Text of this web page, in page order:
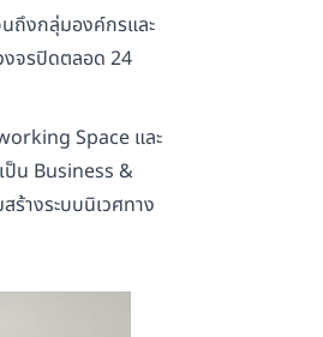
ถึงกลุ่มองค์กรและ
งจรปิดตลอด 24
Space และ
ป็น Business &
างระบบนิเวศทาง